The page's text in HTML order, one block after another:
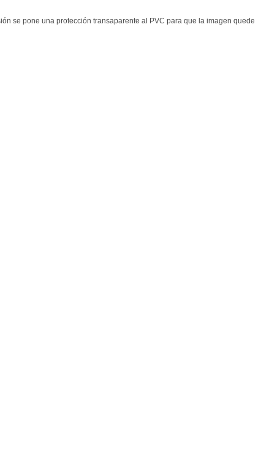
se pone una protección transaparente al PVC para que la imagen quede